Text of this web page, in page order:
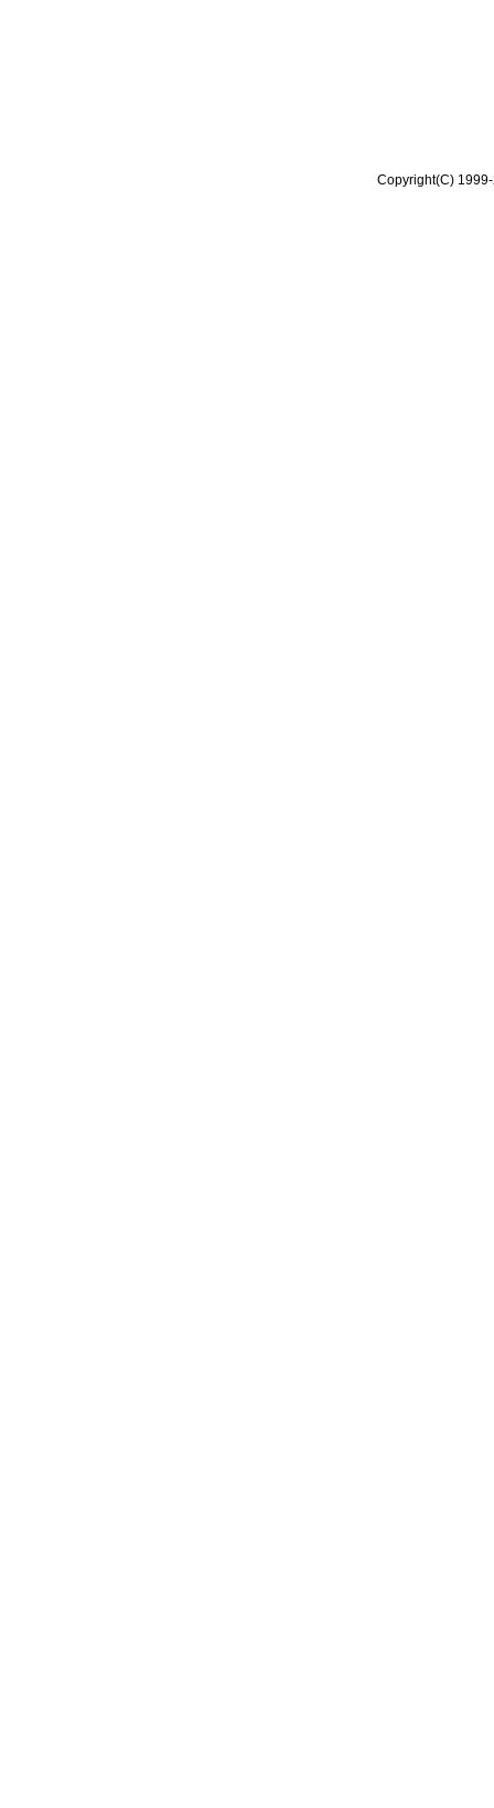
Copyright(C)